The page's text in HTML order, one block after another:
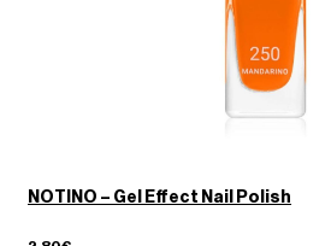
NOTINO – Gel Effect Nail Polish